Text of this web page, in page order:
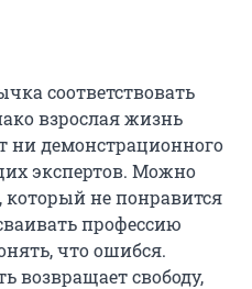
соответствовать
взрослая жизнь
ни демонстрационного
экспертов. Можно
который не понравится
профессию
что ошибся.
возвращает свободу,